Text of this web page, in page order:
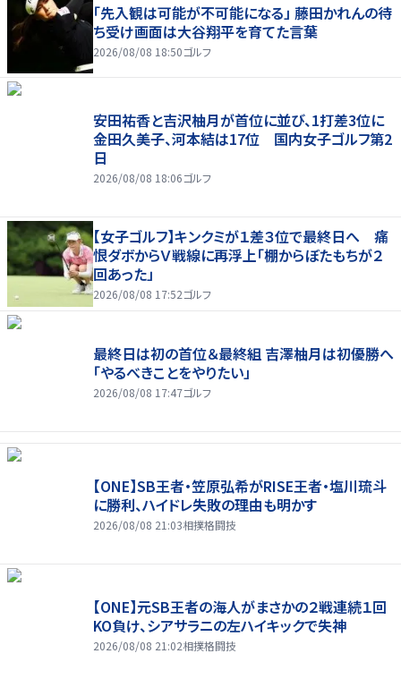
「先入観は可能が不可能になる」 藤田かれんの待
ち受け画面は大谷翔平を育てた言葉
2026/08/08 18:50ゴルフ
安田祐香と吉沢柚月が首位に並び、1打差3位に
金田久美子、河本結は17位 国内女子ゴルフ第2
日
2026/08/08 18:06ゴルフ
【女子ゴルフ】キンクミが１差３位で最終日へ 痛
恨ダボからＶ戦線に再浮上「棚からぼたもちが２
回あった」
2026/08/08 17:52ゴルフ
最終日は初の首位＆最終組 吉澤柚月は初優勝へ
「やるべきことをやりたい」
2026/08/08 17:47ゴルフ
【ONE】SB王者・笠原弘希がRISE王者・塩川琉斗
に勝利、ハイドレ失敗の理由も明かす
2026/08/08 21:03相撲格闘技
【ONE】元SB王者の海人がまさかの２戦連続１回
KO負け、シアサラニの左ハイキックで失神
2026/08/08 21:02相撲格闘技